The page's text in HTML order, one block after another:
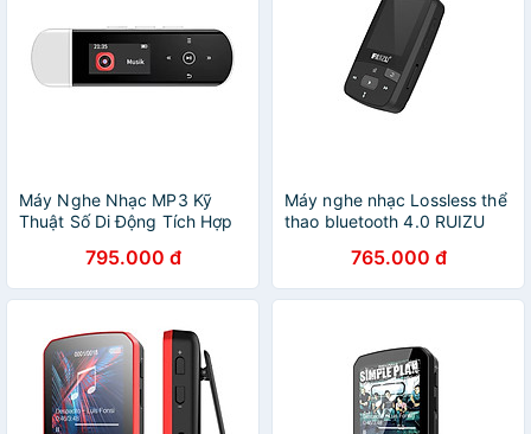
Máy Nghe Nhạc MP3 Kỹ
Thuật Số Di Động Tích Hợp
FM / Thẻ Nhớ TF Vỏ Kim Loại
RUIZU X69 - Hàng Nhập
Khẩu
795.000 đ
Máy nghe nhạc Lossless thể
thao bluetooth 4.0 RUIZU
765.000 đ